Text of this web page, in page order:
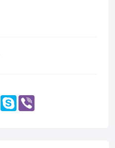
MessageSkype